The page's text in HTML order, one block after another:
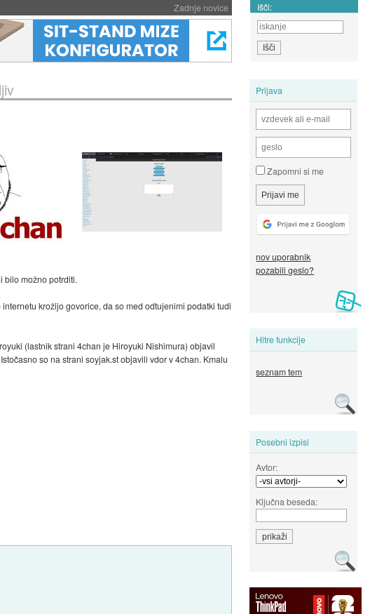
Zadnje novice Išči:
Prijava
Zapomni si me
nov uporabnik
pozabili geslo?
Hitre funkcije
seznam tem
Posebni izpisi
Avtor:
Ključna beseda:
bilo možno potrditi.
krožijo govorice, da so med odtujenimi podatki tudi
(lastnik strani 4chan je Hiroyuki Nishimura) objavil
so na strani soyjak.st objavili vdor v 4chan. Kmalu